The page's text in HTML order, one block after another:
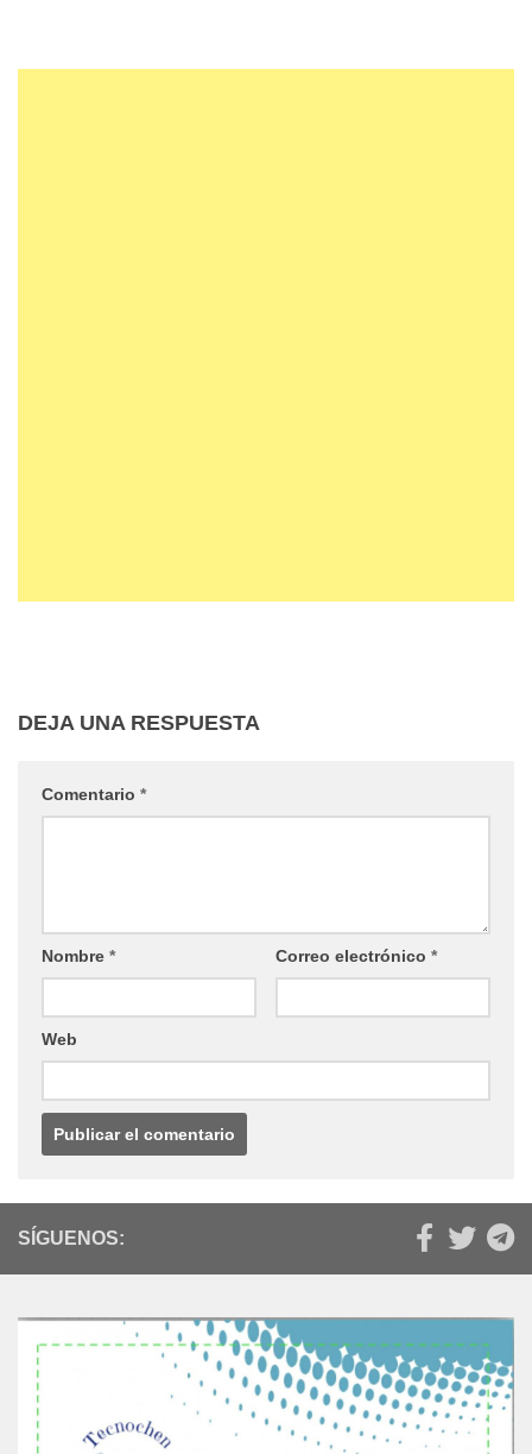
DEJA UNA RESPUESTA
Comentario *
Nombre * Correo electrónico *
Web
SÍGUENOS: